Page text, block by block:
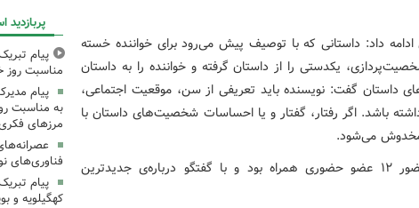
داد: داستانی که با توصیف پیش می‌رود برای خواننده خسته
یکدستی را از داستان گرفته و خواننده را به داستان
گفت: نویسنده باید تعریفی از سن، موقعیت اجتماعی،
اگر رفتار، گفتار و یا احساسات شخصیت‌های داستان با
مخدوش می‌شود.
سلامی‌راد در پایان گفت: این نشست با حضور ۱۲ عضو حضوری همراه بود و با گفتگو درباره‌ی جدیدترین
پربازدید
پیام
مناسبت روز
پیام
به مناسبت
مرزهای
فناوری‌های
پیام
کهگیلویه و